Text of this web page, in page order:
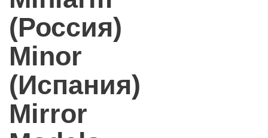
(Россия)
Minor
(Испания)
Mirror